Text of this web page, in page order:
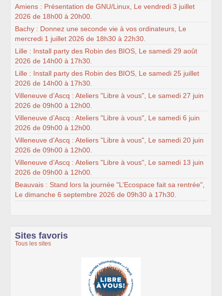
Amiens : Présentation de GNU/Linux, Le vendredi 3 juillet
2026 de 18h00 à 20h00.
Bachy : Donnez une seconde vie à vos ordinateurs, Le
mercredi 1 juillet 2026 de 18h30 à 22h30.
Lille : Install party des Robin des BIOS, Le samedi 29 août
2026 de 14h00 à 17h30.
Lille : Install party des Robin des BIOS, Le samedi 25 juillet
2026 de 14h00 à 17h30.
Villeneuve d’Ascq : Ateliers "Libre à vous", Le samedi 27 juin
2026 de 09h00 à 12h00.
Villeneuve d’Ascq : Ateliers "Libre à vous", Le samedi 6 juin
2026 de 09h00 à 12h00.
Villeneuve d’Ascq : Ateliers "Libre à vous", Le samedi 20 juin
2026 de 09h00 à 12h00.
Villeneuve d’Ascq : Ateliers "Libre à vous", Le samedi 13 juin
2026 de 09h00 à 12h00.
Beauvais : Stand lors la journée "L’Ecospace fait sa rentrée",
Le dimanche 6 septembre 2026 de 09h30 à 17h30.
Sites favoris
Tous les sites